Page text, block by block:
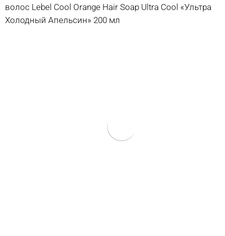
волос Lebel Cool Orange Hair Soap Ultra Cool «Ультра
Холодный Апельсин» 200 мл